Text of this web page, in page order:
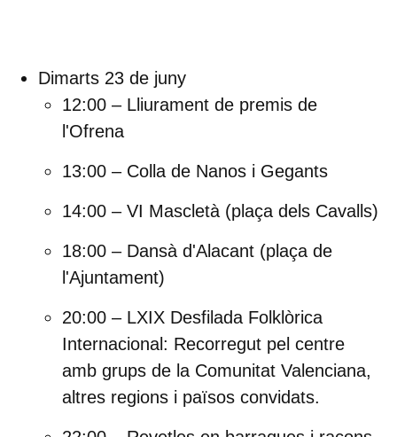
Dimarts 23 de juny
12:00 – Lliurament de premis de
l'Ofrena
13:00 – Colla de Nanos i Gegants
14:00 – VI Mascletà(plaça dels Cavalls)
18:00 – Dansà d'Alacant (plaça de
l'Ajuntament)
20:00 – LXIX Desfilada Folklòrica
Internacional: Recorregut pel centre
amb grups de la Comunitat Valenciana,
altres regions i països convidats.